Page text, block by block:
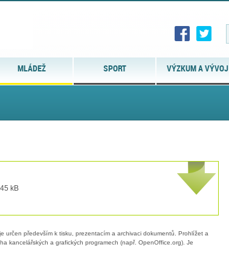
MLÁDEŽ SPORT VÝZKUM A VÝVOJ
kB
určen především k tisku, prezentacím a archivaci dokumentů. Prohlížet a
kancelářských a grafických programech (např. OpenOffice.org). Je